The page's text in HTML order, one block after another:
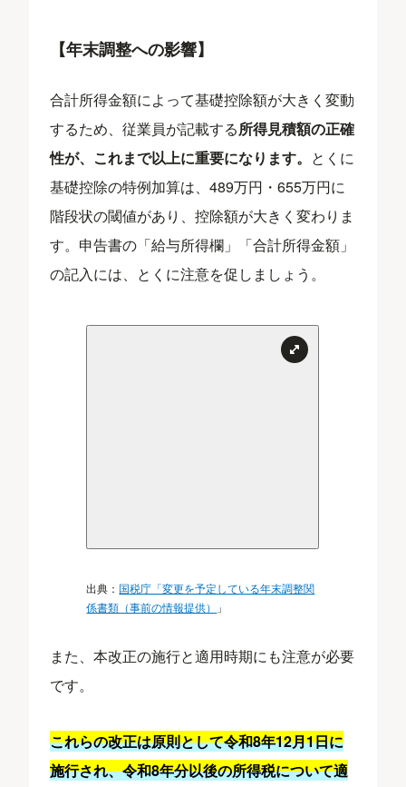
【年末調整への影響】
合計所得金額によって基礎控除額が大きく変動
するため、従業員が記載する所得見積額の正確
性が、これまで以上に重要になります。 とくに
基礎控除の特例加算は、489万円・655万円に
階段状の閾値があり、控除額が大きく変わりま
す。申告書の「給与所得欄」「合計所得金額」
の記入には、とくに注意を促しましょう。
出典： 国税庁「変更を予定している年末調整関
係書類（事前の情報提供）
」
また、本改正の施行と適用時期にも注意が必要
です。
これらの改正は原則として令和8年12月1日に
施行され、令和8年分以後の所得税について適